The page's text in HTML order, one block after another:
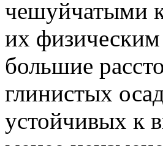
чешуйчатыми
их физическим
большие
глинистых
устойчивых к